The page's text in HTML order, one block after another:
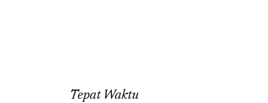
Tepat Waktu